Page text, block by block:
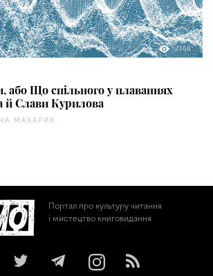
2168
Що спільного у плаваннях
й Слави Курилова
МАКАРИК
Портал про культуру читання
і мистецтво книговидання